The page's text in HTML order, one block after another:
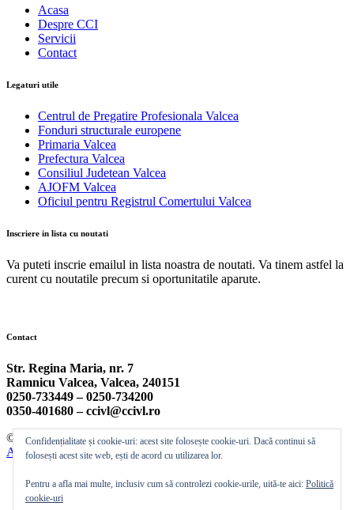
Acasa
Despre CCI
Servicii
Contact
Legaturi utile
Centrul de Pregatire Profesionala Valcea
Fonduri structurale europene
Primaria Valcea
Prefectura Valcea
Consiliul Judetean Valcea
AJOFM Valcea
Oficiul pentru Registrul Comertului Valcea
Inscriere in lista cu noutati
Va puteti inscrie emailul in lista noastra de noutati. Va tinem astfel la
curent cu noutatile precum si oportunitatile aparute.
Contact
Str. Regina Maria, nr. 7
Ramnicu Valcea, Valcea, 240151
0250-733449 –0250-734200
0350-401680 –ccivl@ccivl.ro
© 2026 Camera de Comert si Industrie Valcea | Theme byTheme
Ansar
Confidențialitate și cookie-uri: acest site folosește cookie-uri. Dacă continui să
folosești acest site web, ești de acord cu utilizarea lor.
Pentru a afla mai multe, inclusiv cum să controlezi cookie-urile, uită-te aici: Politică
cookie-uri